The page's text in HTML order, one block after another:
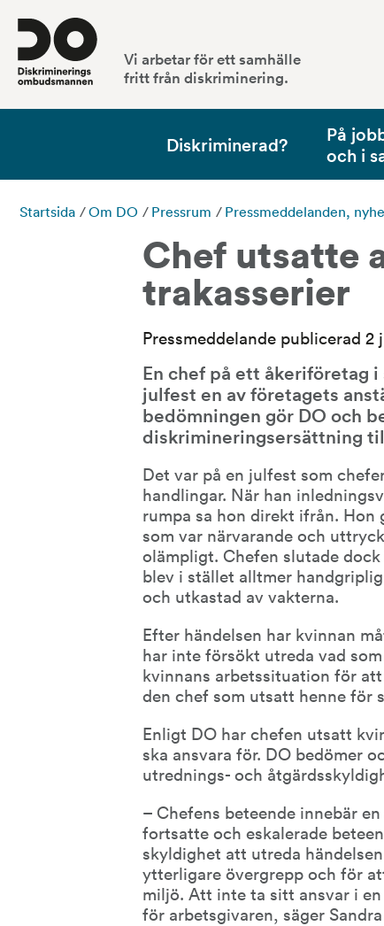
Vi arbetar för ett samhälle
fritt från diskriminering.
Diskriminerad?
På
och i
Startsida /Om DO / Pressrum / Pressmeddelanden,
Chef utsatte
trakasserier
Pressmeddelande publicerad
En chef på ett åkeriföretag
julfest en av företagets
bedömningen gör DO och
diskrimineringsersättning
Det var på en julfest som
handlingar. När han
rumpa sa hon direkt ifrån. Hon
som var närvarande och
olämpligt. Chefen slutade
blev i stället alltmer
och utkastad av vakterna.
Efter händelsen har kvinnan
har inte försökt utreda vad
kvinnans arbetssituation för
den chef som utsatt henne för
Enligt DO har chefen utsatt
ska ansvara för. DO bedömer
utrednings- och
– Chefens beteende innebär
fortsatte och eskalerade
skyldighet att utreda
ytterligare övergrepp och för
miljö. Att inte ta sitt ansvar i
för arbetsgivaren, säger